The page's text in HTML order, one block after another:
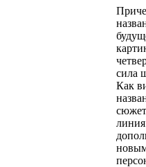
сила
Как
линия